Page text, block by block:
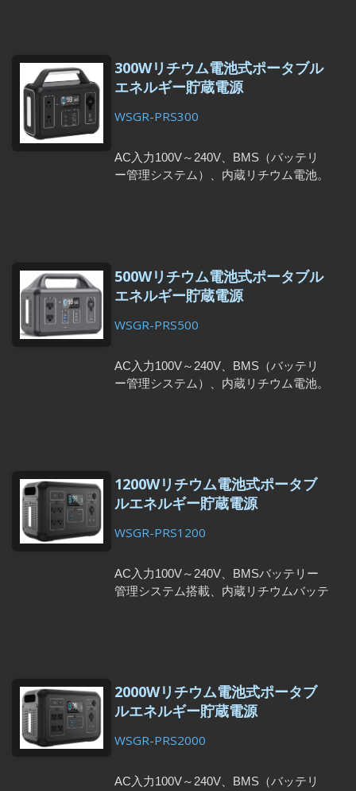
判断します。
300Wリチウム電池式ポータブル
エネルギー貯蔵電源
WSGR-PRS300
AC入力100V～240V、BMS（バッテリ
ー管理システム）、内蔵リチウム電池。
500Wリチウム電池式ポータブル
エネルギー貯蔵電源
WSGR-PRS500
AC入力100V～240V、BMS（バッテリ
ー管理システム）、内蔵リチウム電池。
1200Wリチウム電池式ポータブ
ルエネルギー貯蔵電源
WSGR-PRS1200
AC入力100V～240V、BMSバッテリー
管理システム搭載、内蔵リチウムバッテ
2000Wリチウム電池式ポータブ
ルエネルギー貯蔵電源
WSGR-PRS2000
AC入力100V～240V、BMS（バッテリ